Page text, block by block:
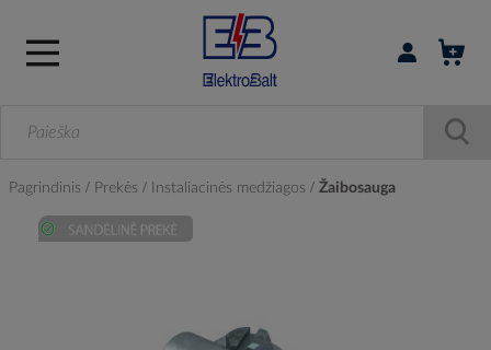
Prisijungti /
Pagrindinis Prekės Instaliacinės medžiagos Žaibosauga